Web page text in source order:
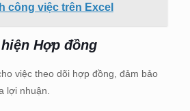
công việc trên Excel
Hợp đồng
việc theo dõi hợp đồng, đảm bảo
lợi nhuận.